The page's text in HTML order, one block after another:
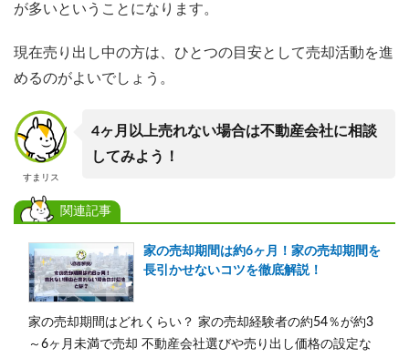
が多いということになります。
現在売り出し中の方は、ひとつの目安として売却活動を進
めるのがよいでしょう。
すまリス
4ヶ月以上売れない場合は不動産会社に相談
してみよう！
関連記事
家の売却期間は約6ヶ月！家の売却期間を
長引かせないコツを徹底解説！
家の売却期間はどれくらい？ 家の売却経験者の約54％が約3
～6ヶ月未満で売却 不動産会社選びや売り出し価格の設定な